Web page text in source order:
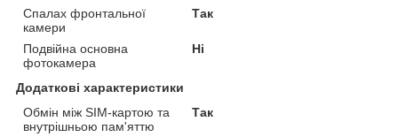
Спалах фронтальної
камери
Так
Подвійна основна
фотокамера
Ні
Додаткові характеристики
Обмін між SIM-картою та
внутрішньою пам'яттю
Так